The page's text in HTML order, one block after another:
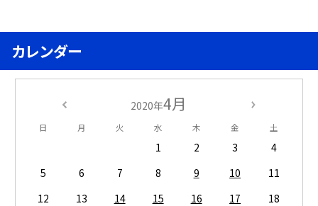
カレンダー
2020年4月
日 月 火 水 木 金 土
1 2 3
4
5
6 7 8 9 10
11
12
13 14 15 16 17
18